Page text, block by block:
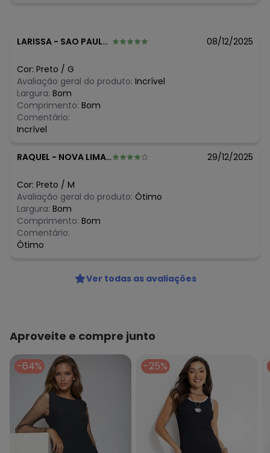
abril/2026 R$ 29,99
fevereiro/2026
LARISSA - SAO PAULO - SP 08/12/2025
Cor: Preto / G
Avaliação geral do produto: Incrível
Largura: Bom
Comprimento: Bom
Comentário:
Incrível
RAQUEL - NOVA LIMA - MG 29/12/2025
Cor: Preto / M
Avaliação geral do produto: Ótimo
Largura: Bom
Comprimento: Bom
Comentário:
Ótimo
Ver todas as avaliações
Aproveite e compre junto
-64% -25%